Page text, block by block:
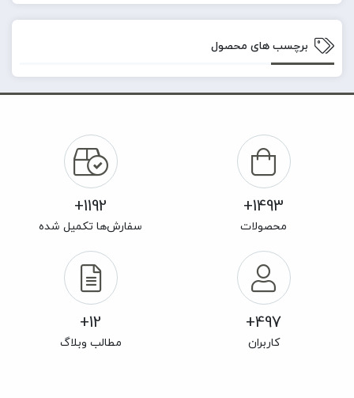
برچسب های محصول
1493+
محصولات
1192+
سفارش‌ها تکمیل شده
497+
کاربران
12+
مطالب وبلاگ